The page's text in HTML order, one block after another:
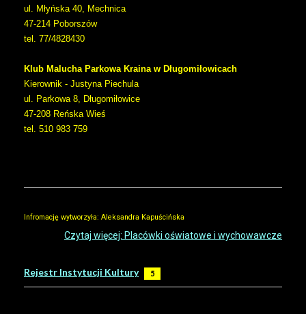
ul. Młyńska 40, Mechnica
47-214 Poborszów
tel. 77/4828430
Klub Malucha Parkowa Kraina w Długomiłowicach
Kierownik - Justyna Piechula
ul. Parkowa 8, Długomiłowice
47-208 Reńska Wieś
tel. 510 983 759
Infromację wytworzyła: Aleksandra Kapuścińska
Czytaj więcej: Placówki oświatowe i wychowawcze
Rejestr Instytucji Kultury 5